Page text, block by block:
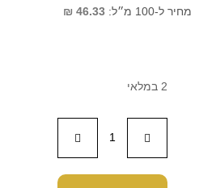
מחיר ל-100 מ״ל: 46.33
₪
2 במלאי